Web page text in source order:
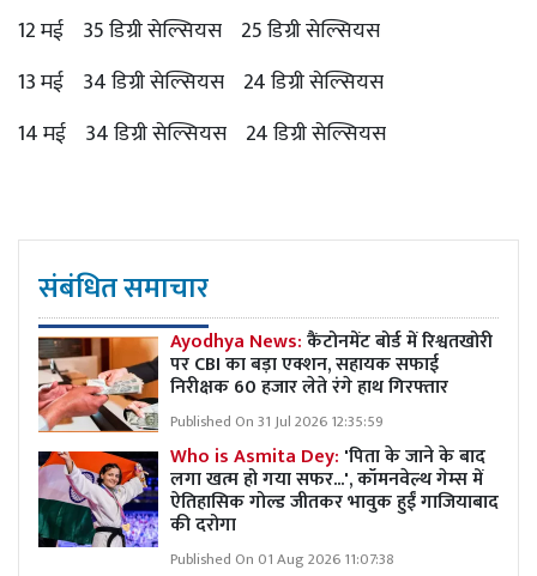
12 मई 35 डिग्री सेल्सियस 25 डिग्री सेल्सियस
13 मई 34 डिग्री सेल्सियस 24 डिग्री सेल्सियस
14 मई 34 डिग्री सेल्सियस 24 डिग्री सेल्सियस
संबंधित समाचार
Ayodhya News:कैंटोनमेंट बोर्ड में रिश्वतखोरी
पर CBI का बड़ा एक्शन, सहायक सफाई
निरीक्षक 60 हजार लेते रंगे हाथ गिरफ्तार
Published On 31 Jul 2026 12:35:59
Who is Asmita Dey: 'पिता के जाने के बाद
लगा खत्म हो गया सफर...', कॉमनवेल्थ गेम्स में
ऐतिहासिक गोल्ड जीतकर भावुक हुईं गाजियाबाद
की दरोगा
Published On 01 Aug 2026 11:07:38